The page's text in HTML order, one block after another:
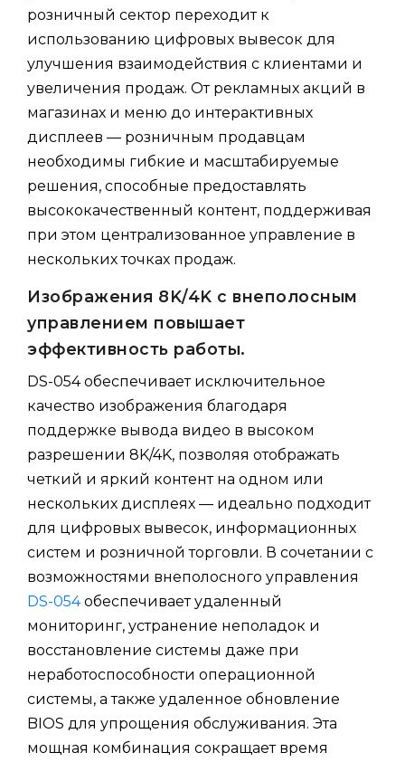
розничный сектор переходит к
использованию цифровых вывесок для
улучшения взаимодействия с клиентами и
увеличения продаж. От рекламных акций в
магазинах и меню до интерактивных
дисплеев — розничным продавцам
необходимы гибкие и масштабируемые
решения, способные предоставлять
высококачественный контент, поддерживая
при этом централизованное управление в
нескольких точках продаж.
Изображения 8K/4K с внеполосным
управлением повышает
эффективность работы.
DS-054 обеспечивает исключительное
качество изображения благодаря
поддержке вывода видео в высоком
разрешении 8K/4K, позволяя отображать
четкий и яркий контент на одном или
нескольких дисплеях — идеально подходит
для цифровых вывесок, информационных
систем и розничной торговли. В сочетании с
возможностями внеполосного управления
DS-054обеспечивает удаленный
мониторинг, устранение неполадок и
восстановление системы даже при
неработоспособности операционной
системы, а также удаленное обновление
BIOS для упрощения обслуживания. Эта
мощная комбинация сокращает время